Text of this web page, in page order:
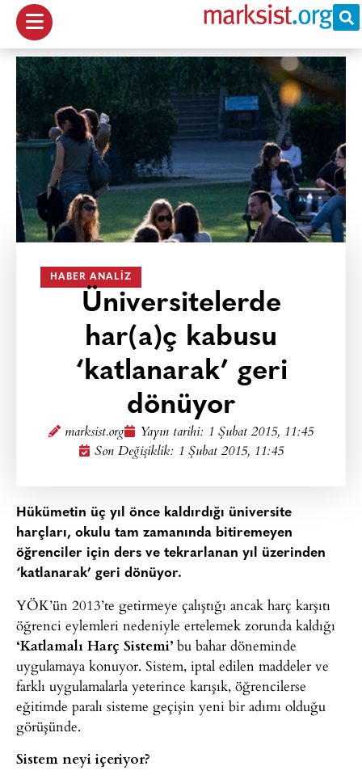
HABER ANALIZ
Üniversitelerde
har(a)ç kabusu
‘katlanarak’ geri
dönüyor
marksist.org Yayın tarihi: 1 Şubat 2015, 11:45
Son Değişiklik: 1 Şubat 2015, 11:45
Hükümetin üç yıl önce kaldırdığı üniversite
harçları, okulu tam zamanında bitiremeyen
öğrenciler için ders ve tekrarlanan yıl üzerinden
‘katlanarak’ geri dönüyor.
YÖK’ün 2013’te getirmeye çalıştığı ancak harç karşıtı
öğrenci eylemleri nedeniyle ertelemek zorunda kaldığı
‘Katlamalı Harç Sistemi’ bu bahar döneminde
uygulamaya konuyor. Sistem, iptal edilen maddeler ve
farklı uygulamalarla yeterince karışık, öğrencilerse
eğitimde paralı sisteme geçişin yeni bir adımı olduğu
görüşünde.
Sistem neyi içeriyor?